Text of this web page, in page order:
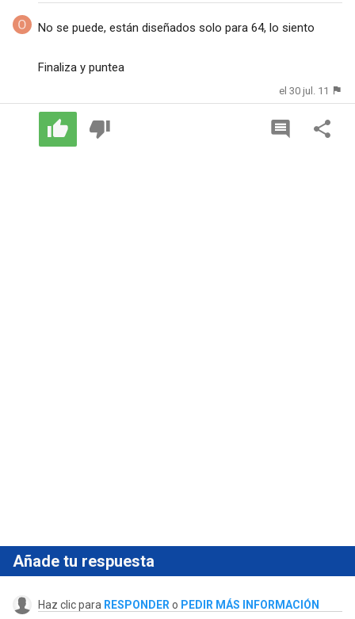
No se puede, están diseñados solo para 64, lo siento
Finaliza y puntea
el 30 jul. 11
Añade tu respuesta
Haz clic para RESPONDER o PEDIR MÁS INFORMACIÓN